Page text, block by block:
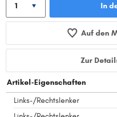
In
Auf den
Zur
Artikel-Eigenschaften
Links-/Rechtslenker